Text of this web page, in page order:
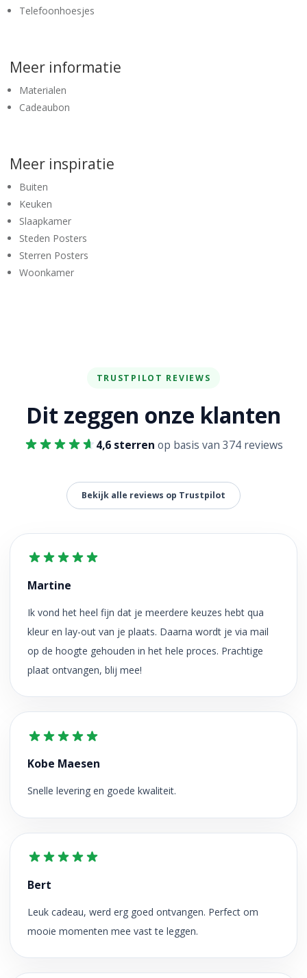
Telefoonhoesjes
Meer informatie
Materialen
Cadeaubon
Meer inspiratie
Buiten
Keuken
Slaapkamer
Steden Posters
Sterren Posters
Woonkamer
TRUSTPILOT REVIEWS
Dit zeggen onze klanten
4,6 sterren op basis van 374 reviews
Bekijk alle reviews op Trustpilot
Martine
Ik vond het heel fijn dat je meerdere keuzes hebt qua
kleur en lay-out van je plaats. Daarna wordt je via mail
op de hoogte gehouden in het hele proces. Prachtige
plaat ontvangen, blij mee!
Kobe Maesen
Snelle levering en goede kwaliteit.
Bert
Leuk cadeau, werd erg goed ontvangen. Perfect om
mooie momenten mee vast te leggen.